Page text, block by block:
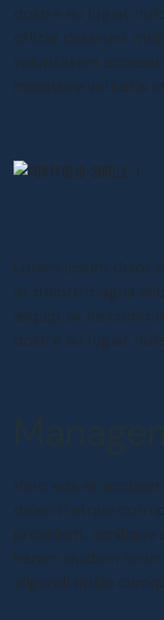
dolore eu fugiat
officia deserunt
voluptatem
inventore veritatis
Lorem ipsum dolor
et dolore magna
aliquip ex ea
dolore eu fugiat
Vero eos et
deleniti atque
provident, similique
harum quidem
eligendi optio